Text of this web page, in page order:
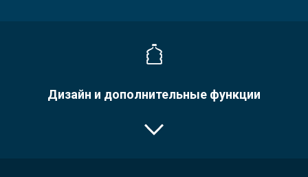
Дизайн и дополнительные функции